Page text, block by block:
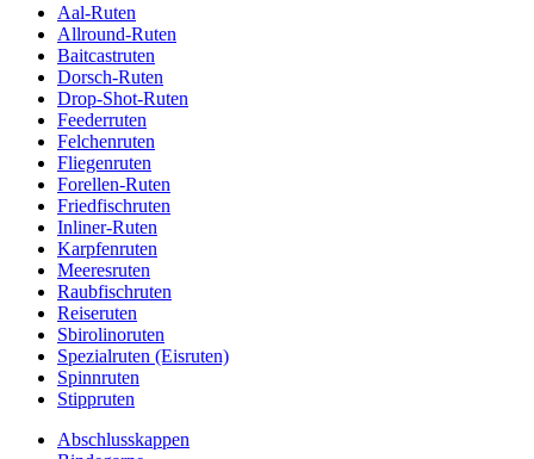
Aal-Ruten
Allround-Ruten
Baitcastruten
Dorsch-Ruten
Drop-Shot-Ruten
Feederruten
Felchenruten
Fliegenruten
Forellen-Ruten
Friedfischruten
Inliner-Ruten
Karpfenruten
Meeresruten
Raubfischruten
Reiseruten
Sbirolinoruten
Spezialruten (Eisruten)
Spinnruten
Stippruten
Abschlusskappen